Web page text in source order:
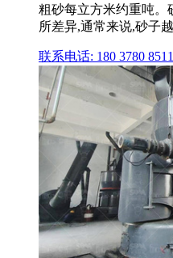
粗砂每立方米约重吨。
所差异,通常来说,砂子
联系电话: 180 3780 8511